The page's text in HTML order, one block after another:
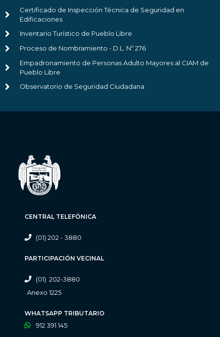
Certificado de Inspección Técnica de Seguridad en
Edificaciones
Inventario Turístico de Pueblo Libre
Proceso de Nombramiento - D.L. Nº 276
Empadronamiento de Personas Adulto Mayores al CIAM de
Pueblo Libre
Observatorio de Seguridad Ciudadana
CENTRAL TELEFÓNICA
(01) 202 - 3880
PARTICIPACIÓN VECINAL
(01) 202-3880
Anexo 1225
WHATSAPP TRIBUTARIO
912 391 145